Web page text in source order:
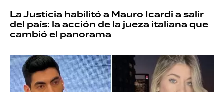
La Justicia habilitó a Mauro Icardi a salir
del país: la acción de la jueza italiana que
cambió el panorama